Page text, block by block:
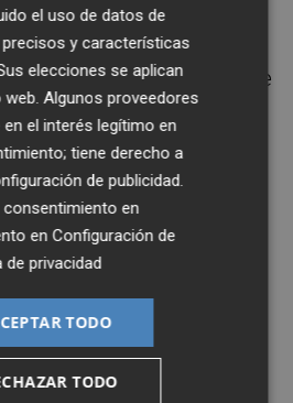
lateral comentado
de medio plazo del
de dar un fuerte soporte
valor pierda estos
la zona de control de
resultante de
canal lateral a la baja.
además, con el
previa, que ya fue
podría volver a
De igual forma,
el uso de datos de
y características
elecciones se aplican
Algunos proveedores
el interés legítimo en
tiene derecho a
de publicidad
en
enConfiguración de
de privacidad
TODO
TODO